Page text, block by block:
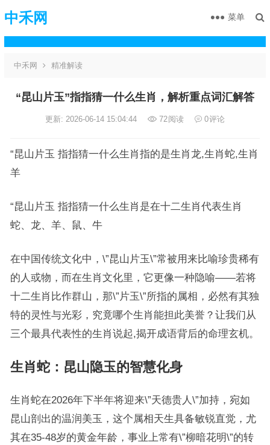
中禾网 菜单
中禾网 精准解读
“昆山片玉”指指猜一什么生肖，解析重点词汇解答
更新: 2026-06-14 15:04:44 72阅读 0评论
“昆山片玉 指指猜一什么生肖指的是生肖龙,生肖蛇,生肖
羊
“昆山片玉 指指猜一什么生肖是在十二生肖代表生肖
蛇、龙、羊、鼠、牛
在中国传统文化中，\”昆山片玉\”常被用来比喻珍贵稀有
的人或物，而在生肖文化里，它更像一种隐喻——若将
十二生肖比作群山，那\”片玉\”所指的属相，必然有其独
特的灵性与光彩，究竟哪个生肖能担此美誉？让我们从
三个最具代表性的生肖说起,揭开成语背后的命理玄机。
生肖蛇：昆山隐玉的智慧化身
生肖蛇在2026年下半年将迎来\”天德贵人\”加持，宛如
昆山剖出的温润美玉，这个属相天生具备敏锐直觉，尤
其在35-48岁的黄金年龄，事业上常有\”柳暗花明\”的转